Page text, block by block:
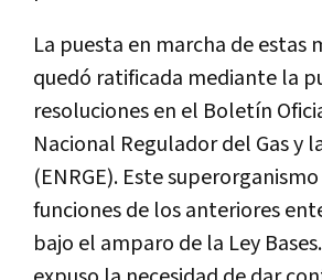
La puesta en marcha de estas
quedó ratificada mediante la
resoluciones en el Boletín
Nacional Regulador del Gas y
(ENRGE). Este
funciones de los anteriores
bajo el amparo de la Ley